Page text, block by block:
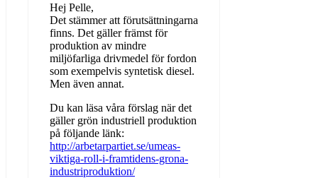
Hej Pelle,
Det stämmer att förutsättningarna
finns. Det gäller främst för
produktion av mindre
miljöfarliga drivmedel för fordon
som exempelvis syntetisk diesel.
Men även annat.
Du kan läsa våra förslag när det
gäller grön industriell produktion
på följande länk:
http://arbetarpartiet.se/umeas-
viktiga-roll-i-framtidens-grona-
industriproduktion/